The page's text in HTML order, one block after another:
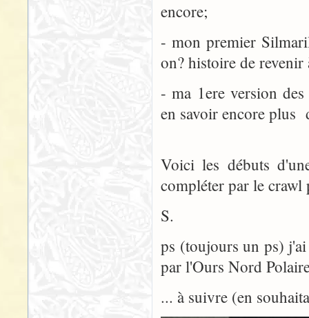
encore;
- mon premier
on? histoire de revenir
- ma 1ere version
en savoir encore plus
Voici les débuts
compléter par le
S.
ps (toujours un ps)
par l'Ours Nord
... à suivre (en